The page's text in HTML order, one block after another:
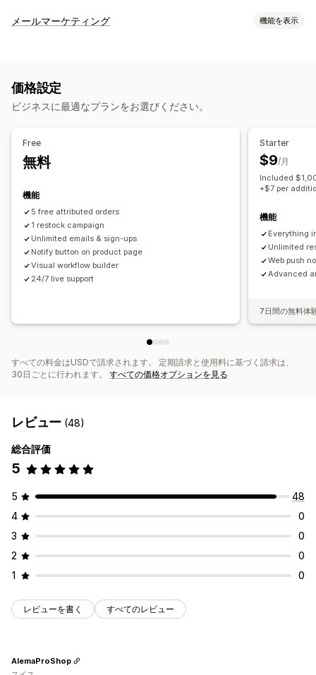
通知
カスタマイズ
アラート設定
通知テンプレート 通知ボタン
在庫レポート
メールマーケティング 機能を表示
アップセルメール
再入荷通知メール ウィンバックメール ドリップキャンペーン
キャンペーン管理
編集ツール
インポートとエクスポート
メールアドレスの収集リスト
オートメーション タグ付け
価格設定
ビジネスに最適なプランをお選びください。
Free
無料
機能
5 free attributed orders
1 restock campaign
Unlimited emails & sign-ups
Notify button on product page
Visual workflow builder
24/7 live support
Starter
$9/月
Included
+$7 per
機能
Everything
Unlimited
Web push
Advanced
7日間の無料体
すべての料金はUSDで請求されます。 定期請求と使用料に基づく請求は、
30日ごとに行われます。 すべての価格オプションを見る
レビュー (48)
総合評価
5
5
48
4
0
3
0
2
0
1
0
レビューを書く すべてのレビュー
AlemaProShop